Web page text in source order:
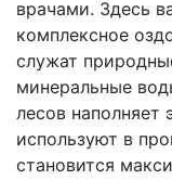
врачами. Здесь
комплексное
служат
минеральные
лесов
используют в
становится